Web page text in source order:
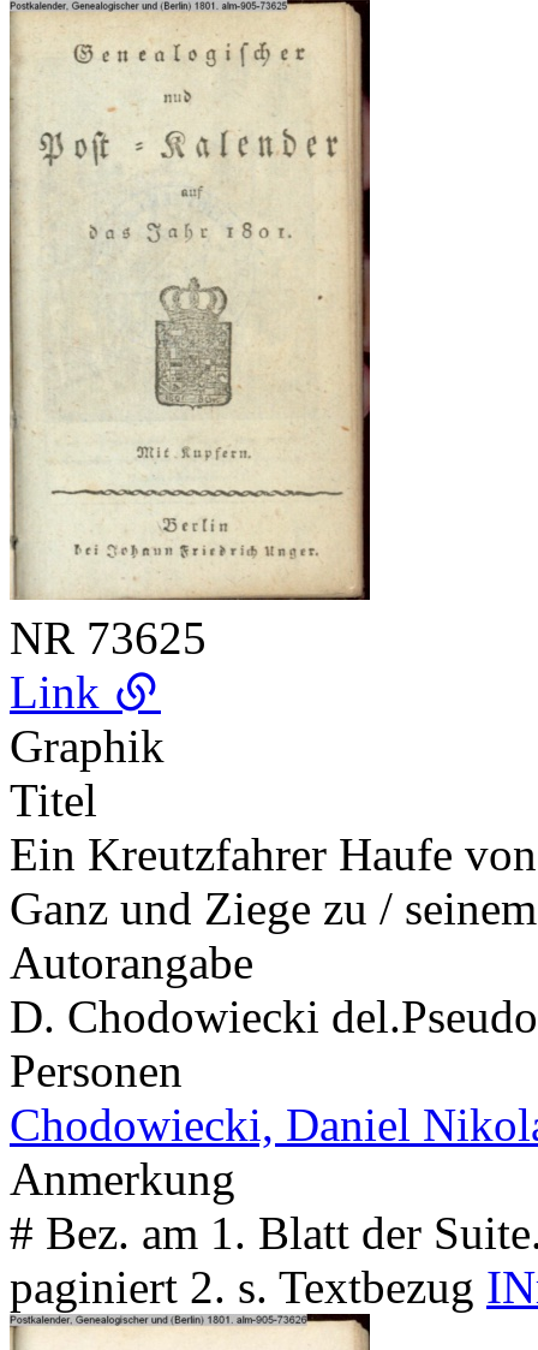
NR 73625
Link
Graphik
Titel
Ein Kreutzfahrer Haufe
Ganz und Ziege zu /
Autorangabe
D. Chodowiecki del.
Personen
Chodowiecki, Daniel
Anmerkung
# Bez. am 1. Blatt der
paginiert 2. s. Textbezug